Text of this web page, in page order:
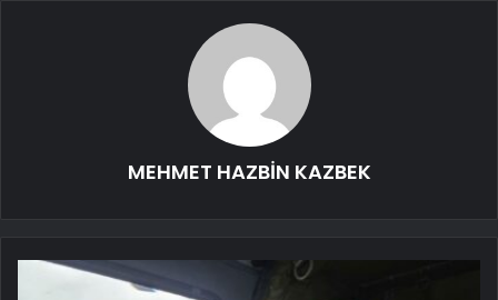
MEHMET HAZBİN KAZBEK